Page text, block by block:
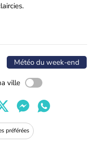
Météo du week-end
ville
préférées